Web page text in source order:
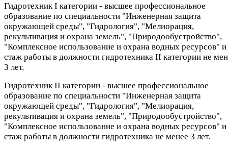
Гидротехник I категории - высшее профессиональное
образование по специальности "Инженерная защита
окружающей среды", "Гидрология", "Мелиорация,
рекультивация и охрана земель", "Природообустройство",
"Комплексное использование и охрана водных ресурсов" и
стаж работы в должности гидротехника II категории не
3 лет.
Гидротехник II категории - высшее профессиональное
образование по специальности "Инженерная защита
окружающей среды", "Гидрология", "Мелиорация,
рекультивация и охрана земель", "Природообустройство",
"Комплексное использование и охрана водных ресурсов" и
стаж работы в должности гидротехника не менее 3 лет.